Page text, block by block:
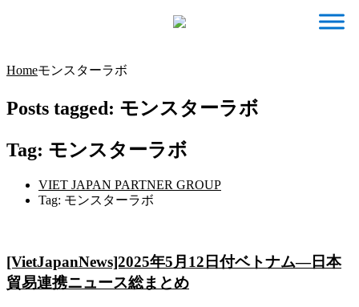
Homeモンスターラボ
Posts tagged: モンスターラボ
Tag: モンスターラボ
VIET JAPAN PARTNER GROUP
Tag: モンスターラボ
[VietJapanNews]2025年5月12日付ベトナム―日本
貿易連携ニュース総まとめ